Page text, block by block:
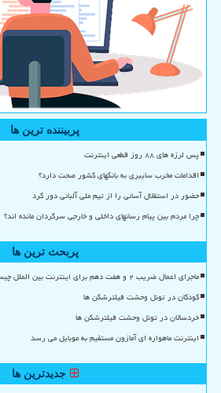
پربیننده ترین ها
پس لرزه های ۸۸ روز قطعی اینترنت
اقدامات مخرب سایبری به بانکهای کشور صحت دارد؟
حضور در استقلال آسانی را از تیم ملی آلبانی دور کرد
چرا مردم بین پیام رسانهای داخلی و خارجی سرگردان مانده اند؟
پربحث ترین ها
ماجرای اعمال ضریب ۲ و هفت دهم برای اینترنت بین الملل چیست؟
کودکان در تونل وحشت فیلترشکن ها
خردسالان در تونل وحشت فیلترشکن ها
اینترنت ماهواره ای آمازون مستقیم به موبایل می رسد
جدیدترین ها